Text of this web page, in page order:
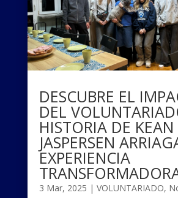
DESCUBRE EL
DEL
HISTORIA DE KEAN
JASPERSEN
EXPERIENCIA
3 Mar, 2025 | VOLUNTARIADO,